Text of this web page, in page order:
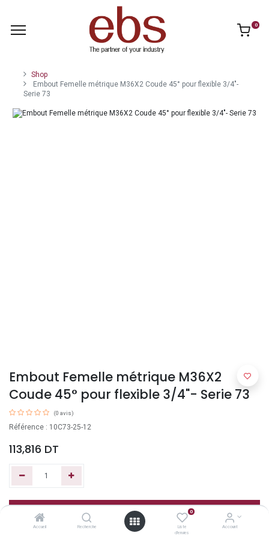
Accueil Recherche
0
Liste
d'envies
Account
0
Shop
Embout Femelle métrique M36X2 Coude 45° pour flexible 3/4"-
Serie 73
Embout Femelle métrique M36X2
Coude 45° pour flexible 3/4"- Serie 73
(0 avis)
Référence : 10C73-25-12
113,816 DT
Ajouter au panier